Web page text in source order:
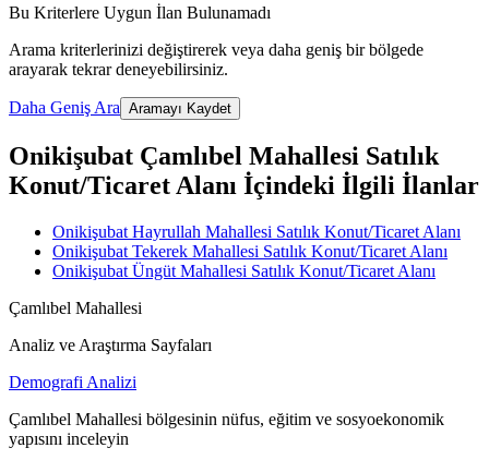
Bu Kriterlere Uygun İlan Bulunamadı
Arama kriterlerinizi değiştirerek veya daha geniş bir bölgede
arayarak tekrar deneyebilirsiniz.
Daha Geniş Ara Aramayı Kaydet
Onikişubat Çamlıbel Mahallesi Satılık
Konut/Ticaret Alanı İçindeki İlgili İlanlar
Onikişubat Hayrullah Mahallesi Satılık Konut/Ticaret Alanı
Onikişubat Tekerek Mahallesi Satılık Konut/Ticaret Alanı
Onikişubat Üngüt Mahallesi Satılık Konut/Ticaret Alanı
Çamlıbel Mahallesi
Analiz ve Araştırma Sayfaları
Demografi Analizi
Çamlıbel Mahallesi bölgesinin nüfus, eğitim ve sosyoekonomik
yapısını inceleyin